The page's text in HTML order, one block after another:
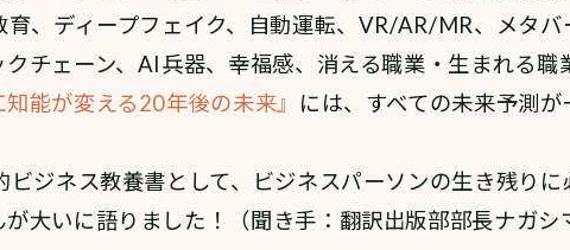
育、ディープフェイク、自動運転、VR/AR/MR、メタ
クチェーン、AI兵器、幸福感、消える職業・生まれる職
知能が変える20年後の未来』 には、すべての未来予測が
ビジネス教養書として、ビジネスパーソンの生き残り
が大いに語りました！（聞き手：翻訳出版部部長ナガシ